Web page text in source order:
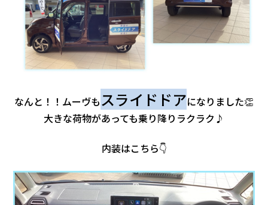
なんと！！ムーヴもスライドドアになりました👏
大きな荷物があっても乗り降りラクラク♪
内装はこちら👇